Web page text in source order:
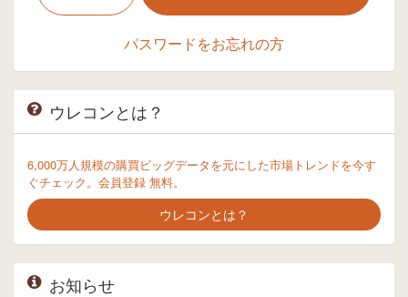
パスワードをお忘れの方
ウレコンとは？
6,000万人規模の購買ビッグデータを元にした市場トレンドを今す
ぐチェック。会員登録 無料。
ウレコンとは？
お知らせ